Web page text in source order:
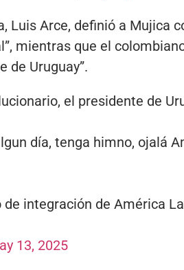
Luis Arce, definió a Mujica
mientras que el
de Uruguay”.
el presidente de
día, tenga himno, ojalá
integración de América
13, 2025